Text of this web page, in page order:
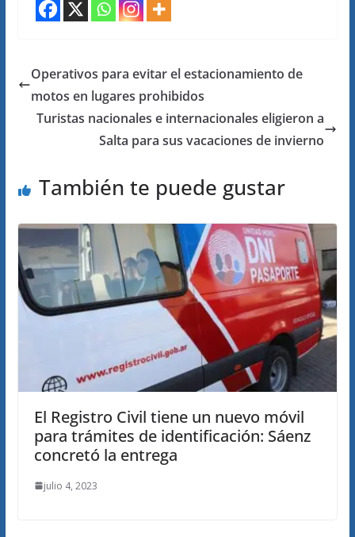
Operativos para evitar el estacionamiento de
motos en lugares prohibidos
Turistas nacionales e internacionales eligieron a
Salta para sus vacaciones de invierno
También te puede gustar
El Registro Civil tiene un nuevo móvil
para trámites de identificación: Sáenz
concretó la entrega
julio 4, 2023